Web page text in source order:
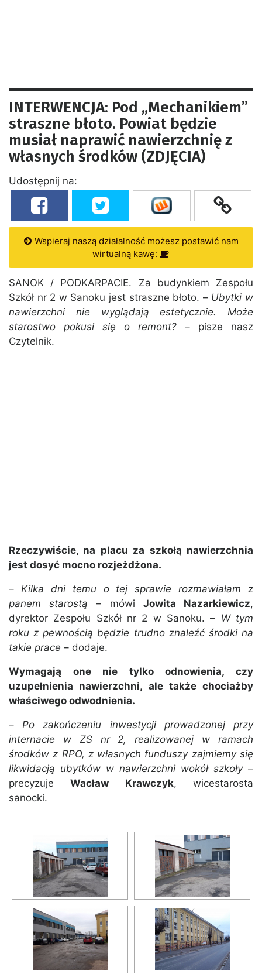
INTERWENCJA: Pod „Mechanikiem”
straszne błoto. Powiat będzie
musiał naprawić nawierzchnię z
własnych środków (ZDJĘCIA)
Udostępnij na:
Wspieraj naszą działalność możesz postawić nam
wirtualną kawę:
SANOK / PODKARPACIE. Za budynkiem Zespołu
Szkół nr 2 w Sanoku jest straszne błoto. –Ubytki w
nawierzchni nie wyglądają estetycznie. Może
starostwo pokusi się o remont? – pisze nasz
Czytelnik.
Rzeczywiście, na placu za szkołą nawierzchnia
jest dosyć mocno rozjeżdżona.
– Kilka dni temu o tej sprawie rozmawiałam z
panem starostą – mówi Jowita Nazarkiewicz,
dyrektor Zespołu Szkół nr 2 w Sanoku. – W tym
roku z pewnością będzie trudno znaleźć środki na
takie prace – dodaje.
Wymagają one nie tylko odnowienia, czy
uzupełnienia nawierzchni, ale także chociażby
właściwego odwodnienia.
–Po zakończeniu inwestycji prowadzonej przy
internacie w ZS nr 2, realizowanej w ramach
środków z RPO, z własnych funduszy zajmiemy się
likwidacją ubytków w nawierzchni wokół szkoły–
precyzujeWacław Krawczyk, wicestarosta
sanocki.